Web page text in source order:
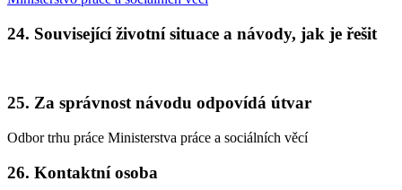
24. Související životní situace a návody, jak je řešit
25. Za správnost návodu odpovídá útvar
Odbor trhu práce Ministerstva práce a sociálních věcí
26. Kontaktní osoba